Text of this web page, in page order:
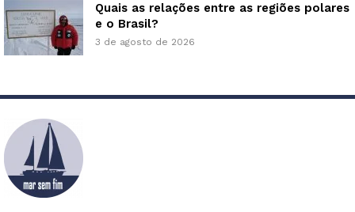
Quais as relações entre as regiões polares
e o Brasil?
3 de agosto de 2026